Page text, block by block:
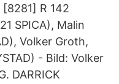
R 142
SPICA), Malin
Volker Groth,
- Bild: Volker
DARRICK